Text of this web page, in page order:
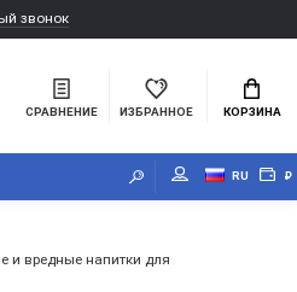
звонок
СРАВНЕНИЕ ИЗБРАННОЕ КОРЗИНА
RU ₽
и вредные напитки для